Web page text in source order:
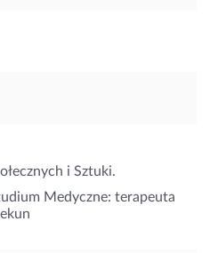
i Sztuki.
Medyczne: terapeuta